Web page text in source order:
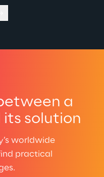
a
solution
worldwide
practical